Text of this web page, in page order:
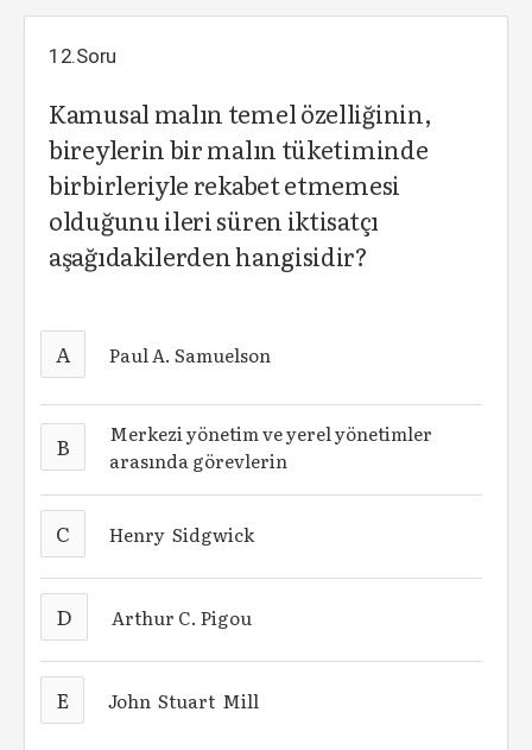
12.Soru
Kamusal malın temel özelliğinin,
bireylerin bir malın tüketiminde
birbirleriyle rekabet etmemesi
olduğunu ileri süren iktisatçı
aşağıdakilerden hangisidir?
A Paul A. Samuelson
B
Merkezi yönetim ve yerel yönetimler
arasında görevlerin
C Henry Sidgwick
D Arthur C. Pigou
E John Stuart Mill